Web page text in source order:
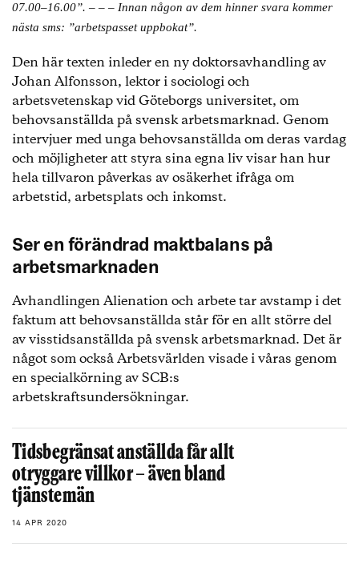
07.00–16.00”. – – – Innan någon av dem hinner svara kommer
nästa sms: ”arbetspasset uppbokat”.
Den här texten inleder en ny doktorsavhandling av
Johan Alfonsson, lektor i sociologi och
arbetsvetenskap vid Göteborgs universitet, om
behovsanställda på svensk arbetsmarknad. Genom
intervjuer med unga behovsanställda om deras vardag
och möjligheter att styra sina egna liv visar han hur
hela tillvaron påverkas av osäkerhet ifråga om
arbetstid, arbetsplats och inkomst.
Ser en förändrad maktbalans på
arbetsmarknaden
Avhandlingen Alienation och arbete tar avstamp i det
faktum att behovsanställda står för en allt större del
av visstidsanställda på svensk arbetsmarknad. Det är
något som också Arbetsvärlden visade i våras genom
en specialkörning av SCB:s
arbetskraftsundersökningar.
Tidsbegränsat anställda får allt
otryggare villkor – även bland
tjänstemän
14 APR 2020